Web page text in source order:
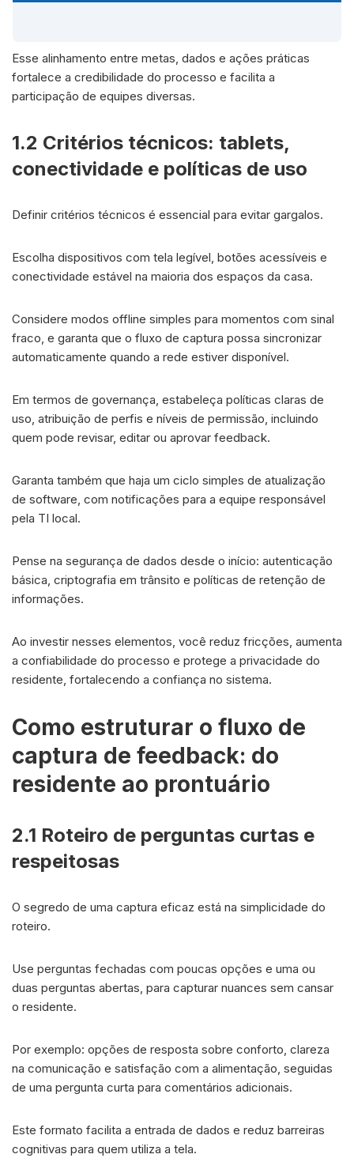
Esse alinhamento entre metas, dados e ações práticas
fortalece a credibilidade do processo e facilita a
participação de equipes diversas.
1.2 Critérios técnicos: tablets,
conectividade e políticas de uso
Definir critérios técnicos é essencial para evitar gargalos.
Escolha dispositivos com tela legível, botões acessíveis e
conectividade estável na maioria dos espaços da casa.
Considere modos offline simples para momentos com sinal
fraco, e garanta que o fluxo de captura possa sincronizar
automaticamente quando a rede estiver disponível.
Em termos de governança, estabeleça políticas claras de
uso, atribuição de perfis e níveis de permissão, incluindo
quem pode revisar, editar ou aprovar feedback.
Garanta também que haja um ciclo simples de atualização
de software, com notificações para a equipe responsável
pela TI local.
Pense na segurança de dados desde o início: autenticação
básica, criptografia em trânsito e políticas de retenção de
informações.
Ao investir nesses elementos, você reduz fricções, aumenta
a confiabilidade do processo e protege a privacidade do
residente, fortalecendo a confiança no sistema.
Como estruturar o fluxo de
captura de feedback: do
residente ao prontuário
2.1 Roteiro de perguntas curtas e
respeitosas
O segredo de uma captura eficaz está na simplicidade do
roteiro.
Use perguntas fechadas com poucas opções e uma ou
duas perguntas abertas, para capturar nuances sem cansar
o residente.
Por exemplo: opções de resposta sobre conforto, clareza
na comunicação e satisfação com a alimentação, seguidas
de uma pergunta curta para comentários adicionais.
Este formato facilita a entrada de dados e reduz barreiras
cognitivas para quem utiliza a tela.